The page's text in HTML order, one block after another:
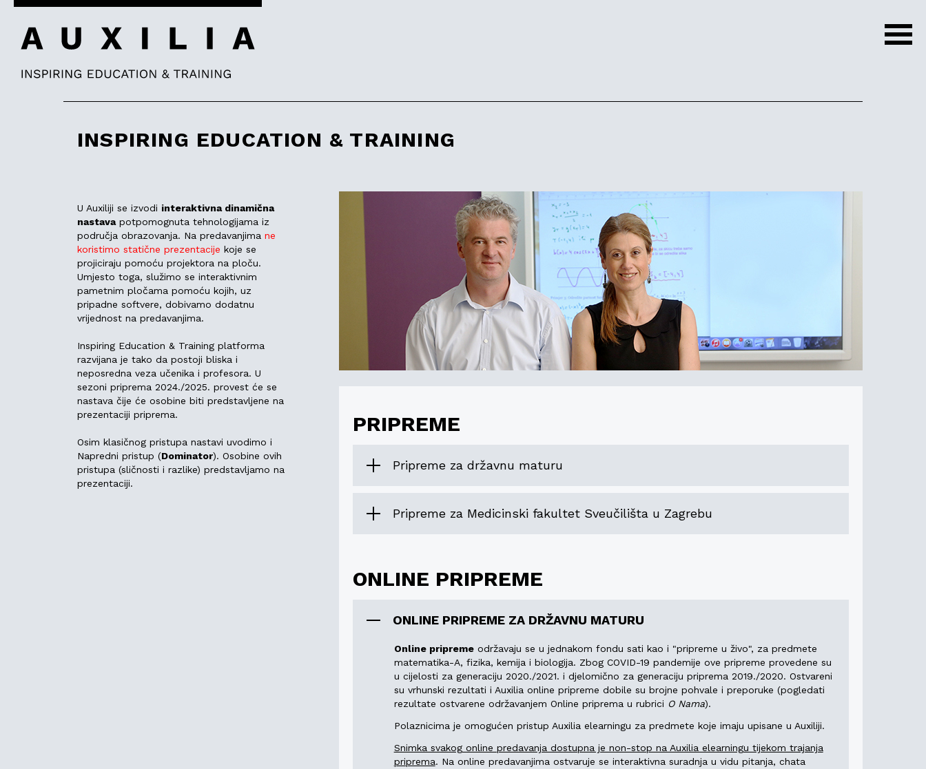
INSPIRING EDUCATION & TRAINING
U Auxiliji se izvodi interaktivna dinamična
nastavapotpomognuta tehnologijama iz
područja obrazovanja. Na predavanjima ne
koristimo statične prezentacije koje se
projiciraju pomoću projektora na ploču.
Umjesto toga, služimo se interaktivnim
pametnim pločama pomoću kojih, uz
pripadne softvere, dobivamo dodatnu
vrijednost na predavanjima.
Inspiring Education & Training platforma
razvijana je tako da postoji bliska i
neposredna veza učenika i profesora. U
sezoni priprema 2024./2025. provest će se
nastava čije će osobine biti predstavljene na
prezentaciji priprema.
Osim klasičnog pristupa nastavi uvodimo i
Napredni pristup (Dominator). Osobine ovih
pristupa (sličnosti i razlike) predstavljamo na
prezentaciji.
PRIPREME
Pripreme za državnu maturu
Pripreme za Medicinski fakultet Sveučilišta u Zagrebu
ONLINE PRIPREME
ONLINE PRIPREME ZA DRŽAVNU MATURU
Online pripremeodržavaju se u jednakom fondu sati kao i "pripreme u živo", za predmete
matematika-A, fizika, kemija i biologija. Zbog COVID-19 pandemije ove pripreme provedene su
u cijelosti za generaciju 2020./2021. i djelomično za generaciju priprema 2019./2020. Ostvareni
su vrhunski rezultati i Auxilia online pripreme dobile su brojne pohvale i preporuke (pogledati
rezultate ostvarene održavanjem Online priprema u rubrici O Nama).
Polaznicima je omogućen pristup Auxilia elearningu za predmete koje imaju upisane u Auxiliji.
Snimka svakog online predavanja dostupna je non-stop na Auxilia elearningu tijekom trajanja
priprema. Na online predavanjima ostvaruje se interaktivna suradnja u vidu pitanja, chata